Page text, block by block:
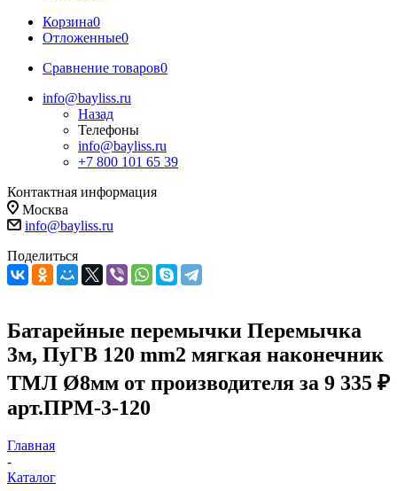
Корзина0
Отложенные0
Сравнение товаров0
info@bayliss.ru
Назад
Телефоны
info@bayliss.ru
+7 800 101 65 39
Контактная информация
Москва
info@bayliss.ru
Поделиться
Батарейные перемычки Перемычка
3м, ПуГВ 120 mm2 мягкая наконечник
ТМЛ Ø8мм от производителя за 9 335 ₽
арт.ПРМ-3-120
Главная
-
Каталог